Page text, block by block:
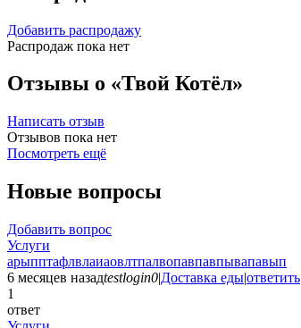
Добавить распродажу
Распродаж пока нет
Отзывы о «Твой Котёл»
Написать отзыв
Отзывов пока нет
Посмотреть ещё
Новые вопросы
Добавить вопрос
Услуги
арыпптафлвлаиаовлтпалвопавпавпывапавып
6 месяцев назадtestlogin0|Доставка еды|ответить
1
ответ